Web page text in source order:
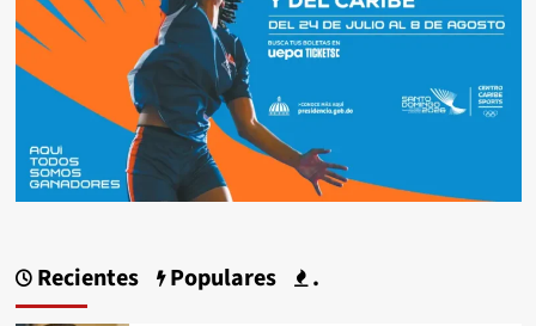
Recientes Populares .